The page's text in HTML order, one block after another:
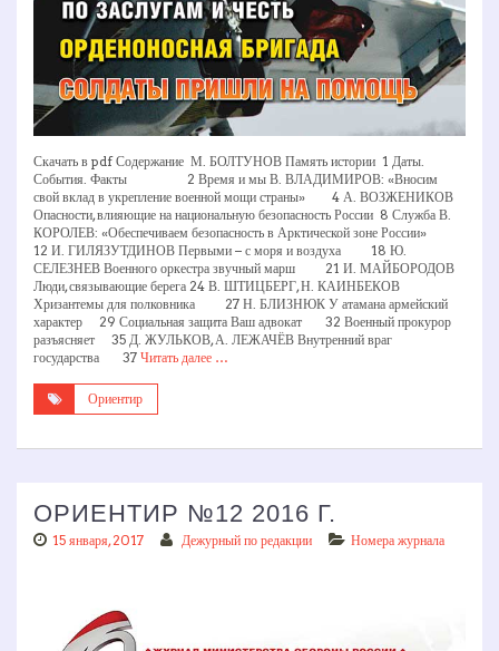
Скачать в pdf Содержание М. БОЛТУНОВ Память истории 1 Даты.
События. Факты 2 Время и мы В. ВЛАДИМИРОВ: «Вносим
свой вклад в укрепление военной мощи страны» 4 А. ВОЗЖЕНИКОВ
Опасности, влияющие на национальную безопасность России 8 Служба В.
КОРОЛЕВ: «Обеспечиваем безопасность в Арктической зоне России»
12 И. ГИЛЯЗУТДИНОВ Первыми – с моря и воздуха 18 Ю.
СЕЛЕЗНЕВ Военного оркестра звучный марш 21 И. МАЙБОРОДОВ
Люди, связывающие берега 24 В. ШТИЦБЕРГ, Н. КАИНБЕКОВ
Хризантемы для полковника 27 Н. БЛИЗНЮК У атамана армейский
характер 29 Социальная защита Ваш адвокат 32 Военный прокурор
разъясняет 35 Д. ЖУЛЬКОВ, А. ЛЕЖАЧЁВ Внутренний враг
государства 37 Читать далее …
Ориентир
ОРИЕНТИР №12 2016 Г.
15 января, 2017 Дежурный по редакции Номера журнала